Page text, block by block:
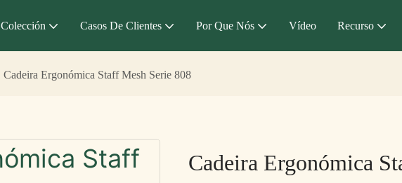
Colección Casos De Clientes Por Que Nós Vídeo Recurso
Cadeira Ergonómica Staff Mesh Serie 808
Cadeira Ergonómica